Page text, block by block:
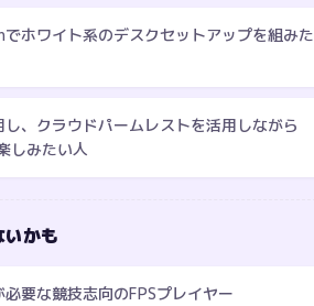
ワイト系のデスクセットアップを組みた
、クラウドパームレストを活用しながら
しみたい人
いかも
要な競技志向のFPSプレイヤー